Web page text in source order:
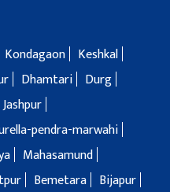
Kondagaon
Keshkal
Dhamtari
Durg
Jashpur
pendra-marwahi
Mahasamund
Bemetara
Bijapur